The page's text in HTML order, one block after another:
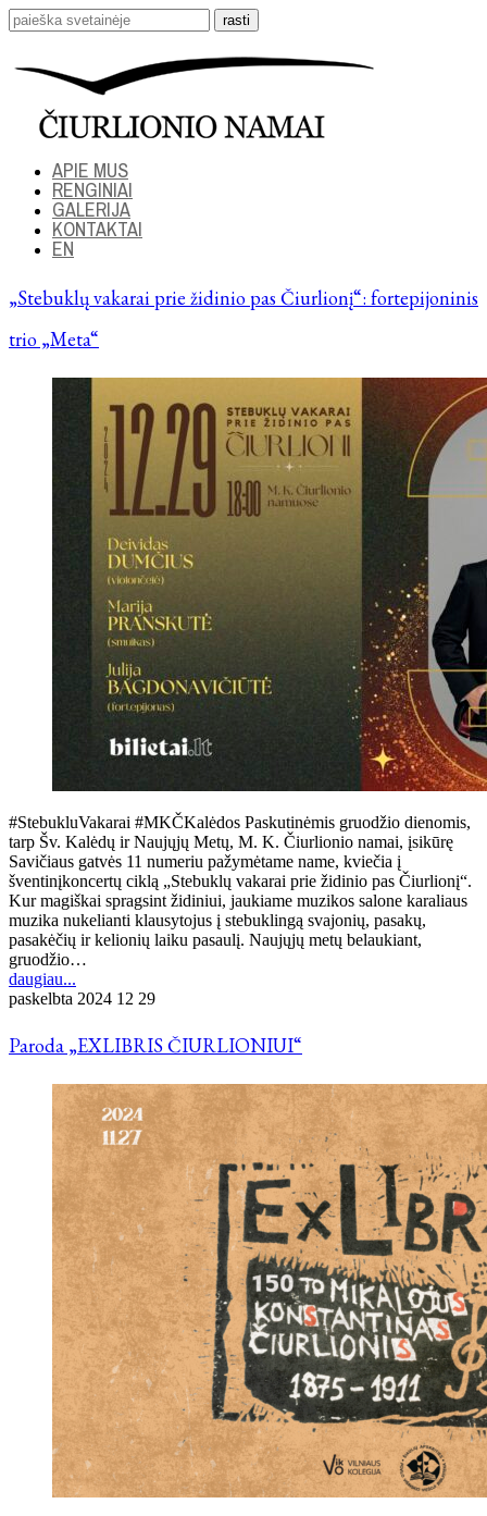
APIE MUS
RENGINIAI
GALERIJA
KONTAKTAI
EN
„Stebuklų vakarai prie židinio pas Čiurlionį“: fortepijoninis
trio „Meta“
#StebukluVakarai #MKČKalėdos Paskutinėmis gruodžio dienomis,
tarp Šv. Kalėdų ir Naujųjų Metų, M. K. Čiurlionio namai, įsikūrę
Savičiaus gatvės 11 numeriu pažymėtame name, kviečia į
šventinįkoncertų ciklą „Stebuklų vakarai prie židinio pas Čiurlionį“.
Kur magiškai spragsint židiniui, jaukiame muzikos salone karaliaus
muzika nukelianti klausytojus į stebuklingą svajonių, pasakų,
pasakėčių ir kelionių laiku pasaulį. Naujųjų metų belaukiant,
gruodžio…
daugiau...
paskelbta 2024 12 29
Paroda „EXLIBRIS ČIURLIONIUI“